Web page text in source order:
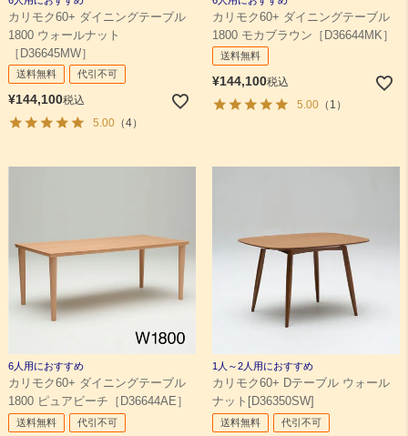
カリモク60+ ダイニングテーブル
1800 ウォールナット
［D36645MW］
送料無料 代引不可
¥144,100税込
5.00（4）
カリモク60+ ダイニングテーブル
1800 モカブラウン［D36644MK］
送料無料
¥144,100税込
5.00（1）
6人用におすすめ
カリモク60+ ダイニングテーブル
1800 ピュアビーチ［D36644AE］
送料無料 代引不可
1人～2人用におすすめ
カリモク60+ Dテーブル ウォール
ナット[D36350SW]
送料無料 代引不可